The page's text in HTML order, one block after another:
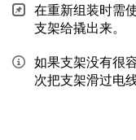
在重新组装时需
支架给撬出来。
如果支架没有很
次把支架滑过电线